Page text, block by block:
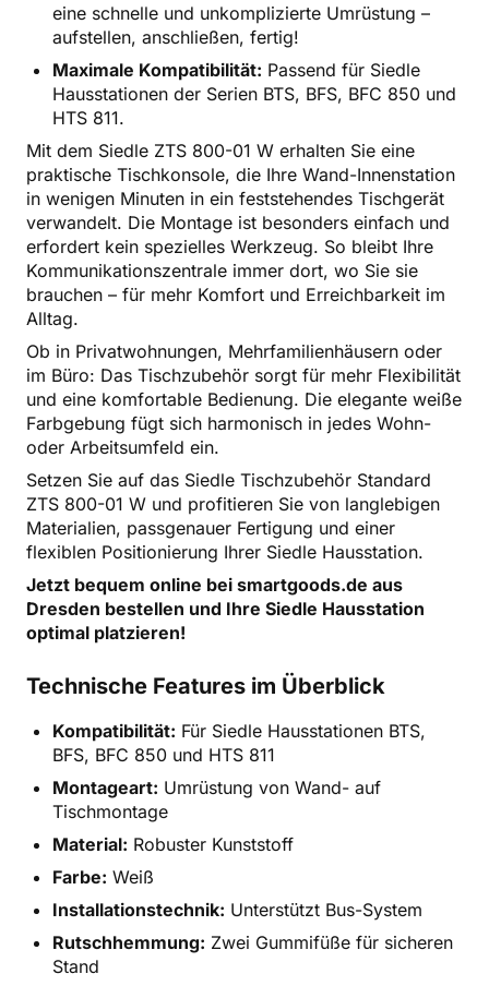
eine schnelle und unkomplizierte Umrüstung –
aufstellen, anschließen, fertig!
Maximale Kompatibilität: Passend für Siedle
Hausstationen der Serien BTS, BFS, BFC 850 und
HTS 811.
Mit dem Siedle ZTS 800-01 W erhalten Sie eine
praktische Tischkonsole, die Ihre Wand-Innenstation
in wenigen Minuten in ein feststehendes Tischgerät
verwandelt. Die Montage ist besonders einfach und
erfordert kein spezielles Werkzeug. So bleibt Ihre
Kommunikationszentrale immer dort, wo Sie sie
brauchen – für mehr Komfort und Erreichbarkeit im
Alltag.
Ob in Privatwohnungen, Mehrfamilienhäusern oder
im Büro: Das Tischzubehör sorgt für mehr Flexibilität
und eine komfortable Bedienung. Die elegante weiße
Farbgebung fügt sich harmonisch in jedes Wohn-
oder Arbeitsumfeld ein.
Setzen Sie auf das Siedle Tischzubehör Standard
ZTS 800-01 W und profitieren Sie von langlebigen
Materialien, passgenauer Fertigung und einer
flexiblen Positionierung Ihrer Siedle Hausstation.
Jetzt bequem online bei smartgoods.de aus
Dresden bestellen und Ihre Siedle Hausstation
optimal platzieren!
Technische Features im Überblick
Kompatibilität: Für Siedle Hausstationen BTS,
BFS, BFC 850 und HTS 811
Montageart: Umrüstung von Wand- auf
Tischmontage
Material: Robuster Kunststoff
Farbe: Weiß
Installationstechnik: Unterstützt Bus-System
Rutschhemmung: Zwei Gummifüße für sicheren
Stand